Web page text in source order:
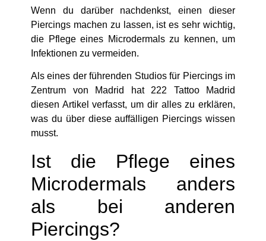
Wenn du darüber nachdenkst, einen dieser
Piercings machen zu lassen, ist es sehr wichtig,
die Pflege eines Microdermals zu kennen, um
Infektionen zu vermeiden.
Als eines der führenden Studios für Piercings im
Zentrum von Madrid hat 222 Tattoo Madrid
diesen Artikel verfasst, um dir alles zu erklären,
was du über diese auffälligen Piercings wissen
musst.
Ist die Pflege eines
Microdermals anders
als bei anderen
Piercings?